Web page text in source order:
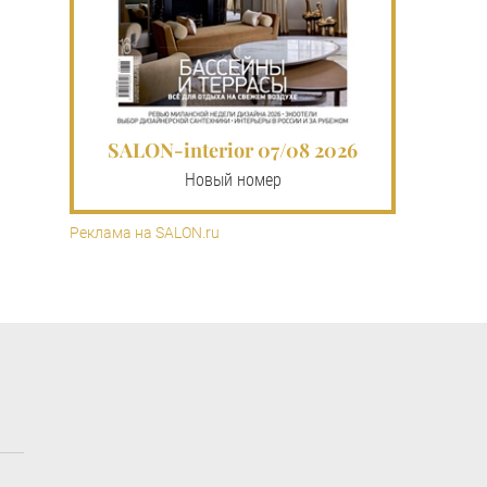
SALON-interior 07/08 2026
Новый номер
Реклама на SALON.ru